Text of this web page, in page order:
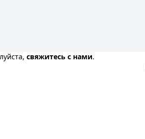
свяжитесь с нами.